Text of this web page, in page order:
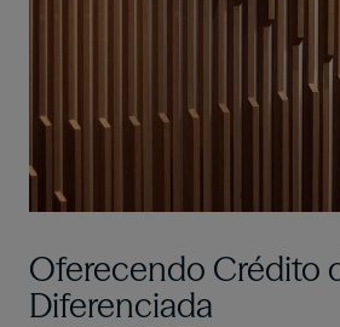
Oferecendo Crédito
Diferenciada